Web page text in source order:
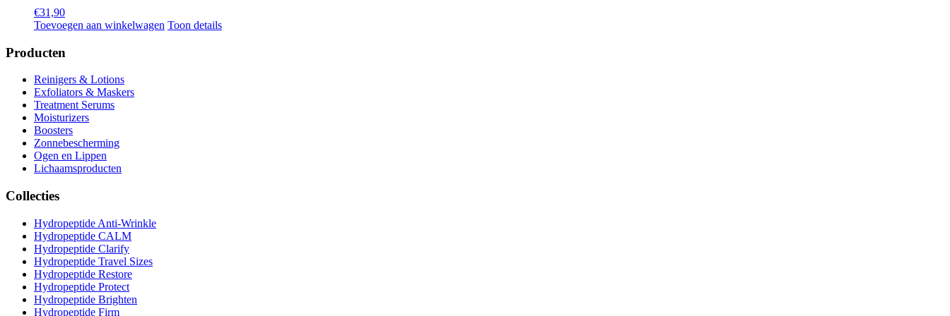
€31,90
Toevoegen aan winkelwagen Toon details
Producten
Reinigers & Lotions
Exfoliators & Maskers
Treatment Serums
Moisturizers
Boosters
Zonnebescherming
Ogen en Lippen
Lichaamsproducten
Collecties
Hydropeptide Anti-Wrinkle
Hydropeptide CALM
Hydropeptide Clarify
Hydropeptide Travel Sizes
Hydropeptide Restore
Hydropeptide Protect
Hydropeptide Brighten
Hydropeptide Firm